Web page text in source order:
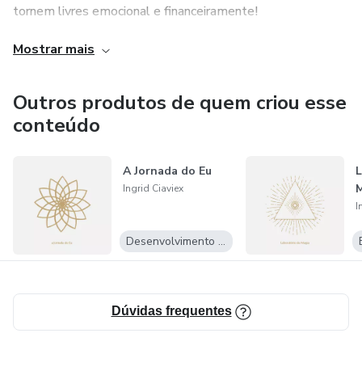
tornem livres emocional e financeiramente!
Mostrar mais
Outros produtos de quem criou esse
conteúdo
A Jornada do Eu
Ingrid Ciaviex
Desenvolvimento Pessoal
Dúvidas frequentes